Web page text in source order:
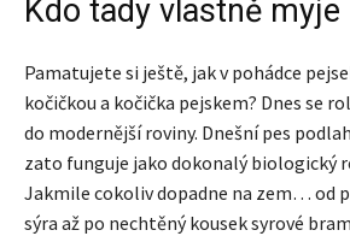
Kdo tady vlastně myje
Pamatujete si ještě, jak v pohádce
kočičkou a kočička pejskem? Dnes se
do modernější roviny. Dnešní pes
zato funguje jako dokonalý biologický
Jakmile cokoliv dopadne na zem… od
sýra až po nechtěný kousek syrové